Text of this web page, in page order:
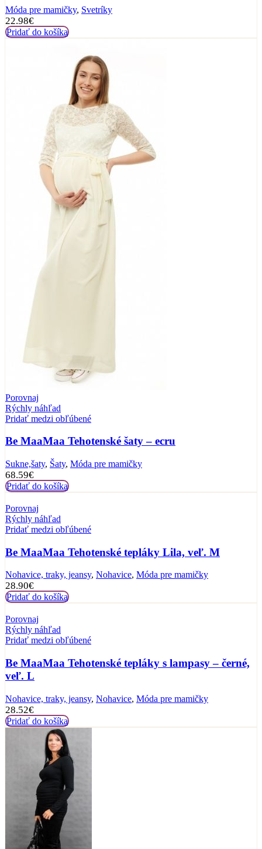
Móda pre mamičky, Svetríky
22.98€
Pridať do košíka
Porovnaj
Rýchly náhľad
Pridať medzi obľúbené
Be MaaMaa Tehotenské šaty – ecru
Sukne,šaty, Šaty, Móda pre mamičky
68.59€
Pridať do košíka
Porovnaj
Rýchly náhľad
Pridať medzi obľúbené
Be MaaMaa Tehotenské tepláky Lila, veľ. M
Nohavice, traky, jeansy, Nohavice, Móda pre mamičky
28.90€
Pridať do košíka
Porovnaj
Rýchly náhľad
Pridať medzi obľúbené
Be MaaMaa Tehotenské tepláky s lampasy – černé,
veľ. L
Nohavice, traky, jeansy, Nohavice, Móda pre mamičky
28.52€
Pridať do košíka